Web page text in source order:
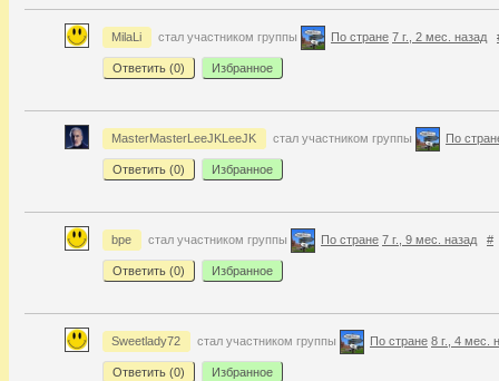
MilaLi стал участником группы По стране 7 г., 2 мес. назад
Ответить (0) Избранное
MasterMasterLeeJKLeeJK стал участником группы По
Ответить (0) Избранное
bpe стал участником группы По стране 7 г., 9 мес. назад #
Ответить (0) Избранное
Sweetlady72 стал участником группы По стране 8 г., 4 мес.
Ответить (0) Избранное